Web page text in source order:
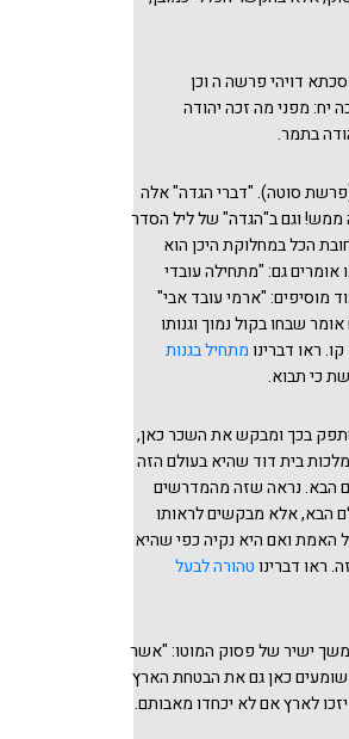
דויהי פרשה ה וכן
יח: מפני מה זכה יהודה
בתמר.
סוטה). "דברי הגדה" אלה
ממש! וגם ב"הגדה" של ליל הסדר
הכל במחלוקת היכן הוא
גם: "מתחילה עובדי
מוסיפים: "ארמי עובד אבי"
שבחו בקול נמוך וגנותו
ראו דברינומתחיל בגנות
כי תבוא.
בכך ומבקש את השכר כאן,
בית דוד שהיא בעולם הזה
הבא. נראה שזה מהמדרשים
הבא, אלא מבקשים לראותו
האמת ואם היא נקיה כפי שהיא
ראו דברינוטהורה לבעל
ישיר של פסוק המוטו: "אשר
שומעים כאן גם את הבטחת הארץ
לארץ אם לא יכחדו מאבותם.